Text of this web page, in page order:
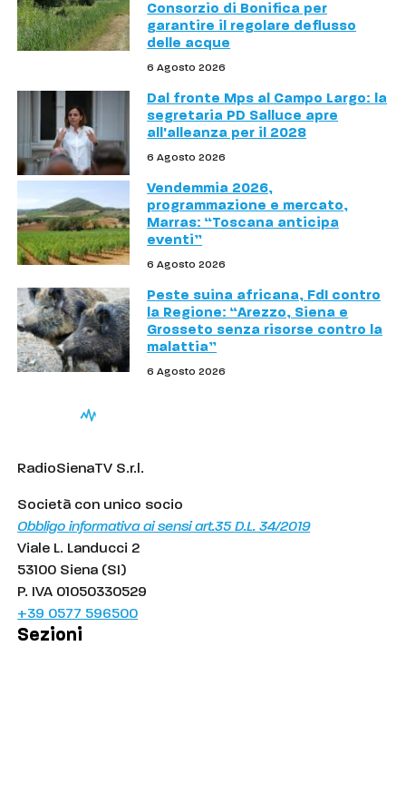
Consorzio di Bonifica per
garantire il regolare deflusso
delle acque
6 Agosto 2026
Dal fronte Mps al Campo Largo: la
segretaria PD Salluce apre
all'alleanza per il 2028
6 Agosto 2026
Vendemmia 2026,
programmazione e mercato,
Marras: “Toscana anticipa
eventi”
6 Agosto 2026
Peste suina africana, FdI contro
la Regione: “Arezzo, Siena e
Grosseto senza risorse contro la
malattia”
6 Agosto 2026
RadioSienaTV S.r.l.
Società con unico socio
Obbligo informativa ai sensi art.35 D.L. 34/2019
Viale L. Landucci 2
53100 Siena (SI)
P. IVA 01050330529
+39 0577 596500
Sezioni